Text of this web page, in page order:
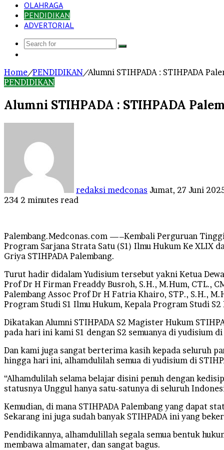
OLAHRAGA
PENDIDIKAN
ADVERTORIAL
Search
Home/PENDIDIKAN/Alumni STIHPADA : STIHPADA
PENDIDIKAN
Alumni STIHPADA : STIHPADA
redaksi medconas Jumat, 27 Juni
234 2 minutes read
Palembang.Medconas.com —–Kembali Perguruan
Program Sarjana Strata Satu (S1) Ilmu Hukum Ke XLIX
Griya STIHPADA Palembang.
Turut hadir didalam Yudisium tersebut yakni Ketua
Prof Dr H Firman Freaddy Busroh, S.H., M.Hum, CTL.,
Palembang Assoc Prof Dr H Fatria Khairo, STP., S.H.,
Program Studi S1 Ilmu Hukum, Kepala Program Studi
Dikatakan Alumni STIHPADA S2 Magister Hukum
pada hari ini kami S1 dengan S2 semuanya di yudisium
Dan kami juga sangat berterima kasih kepada seluruh
hingga hari ini, alhamdulilah semua di yudisium di
“Alhamdulilah selama belajar disini penuh dengan
statusnya Unggul hanya satu-satunya di seluruh
Kemudian, di mana STIHPADA Palembang yang dapat
Sekarang ini juga sudah banyak STIHPADA ini yang
Pendidikannya, alhamdulillah segala semua bentuk
membawa almamater, dan sangat bagus.